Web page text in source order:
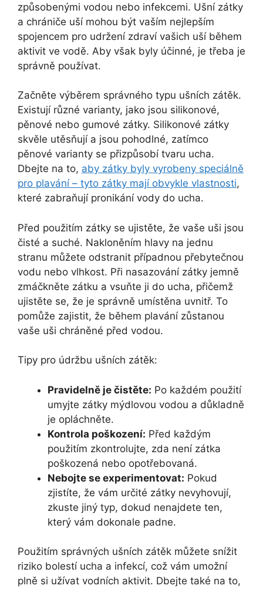
způsobenými vodou nebo infekcemi. Ušní zátky
a chrániče uší mohou být vaším nejlepším
spojencem pro udržení zdraví vašich uší během
aktivit ve vodě. Aby však byly účinné, je třeba je
správně používat.
Začněte výběrem správného typu ušních zátěk.
Existují různé varianty, jako jsou silikonové,
pěnové nebo gumové zátky. Silikonové zátky
skvěle utěsňují a jsou pohodlné, zatímco
pěnové varianty se přizpůsobí tvaru ucha.
Dbejte na to, aby zátky byly vyrobeny speciálně
pro plavání – tyto zátky mají obvykle vlastnosti,
které zabraňují pronikání vody do ucha.
Před použitím zátky se ujistěte, že vaše uši jsou
čisté a suché. Nakloněním hlavy na jednu
stranu můžete odstranit případnou přebytečnou
vodu nebo vlhkost. Při nasazování zátky jemně
zmáčkněte zátku a vsuňte ji do ucha, přičemž
ujistěte se, že je správně umístěna uvnitř. To
pomůže zajistit, že během plavání zůstanou
vaše uši chráněné před vodou.
Tipy pro údržbu ušních zátěk:
Pravidelně je čistěte: Po každém použití
umyjte zátky mýdlovou vodou a důkladně
je opláchněte.
Kontrola poškození: Před každým
použitím zkontrolujte, zda není zátka
poškozená nebo opotřebovaná.
Nebojte se experimentovat: Pokud
zjistíte, že vám určité zátky nevyhovují,
zkuste jiný typ, dokud nenajdete ten,
který vám dokonale padne.
Použitím správných ušních zátěk můžete snížit
riziko bolestí ucha a infekcí, což vám umožní
plně si užívat vodních aktivit. Dbejte také na to,